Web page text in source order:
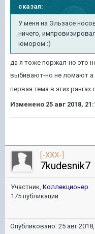
сказал:
У меня на Эльзасе
ничего,
юмором :)
да я тоже поржал-но это
выбивают-но не ломают а
первая тема в этих
Изменено 25 авг 2018,
[-XXX-]
7kudesnik7
Участник, Коллекционер
175 публикаций
Опубликовано: 25 авг